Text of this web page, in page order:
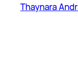
Thaynara